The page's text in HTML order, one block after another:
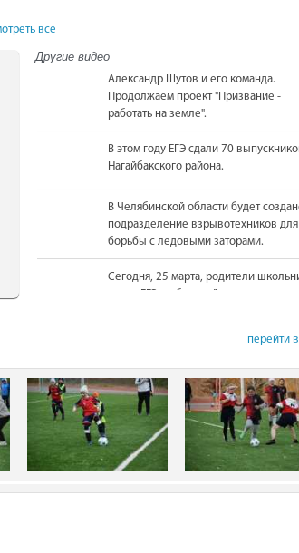
все
Другие видео
Александр Шутов и его команда.
Продолжаем проект "Призвание -
работать на земле".
В этом году ЕГЭ сдали 70
Нагайбакского района.
В Челябинской области будет
подразделение взрывотехников для
борьбы с ледовыми заторами.
Сегодня, 25 марта, родители
сдали ЕГЭ по базовой математике.
На должность Уполномоченного по
вновь назначена Юлия Сударенко
Юные читатели приняли участие в
чемпионате по чтению вслух.
В Нагайбакском районе установлен
перейти